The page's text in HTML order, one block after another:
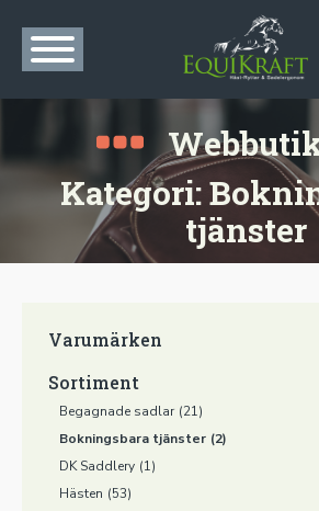
Kategori:
tjänster
Varumärken
Sortiment
Begagnade sadlar (21)
Bokningsbara tjänster (2)
DK Saddlery (1)
Hästen (53)